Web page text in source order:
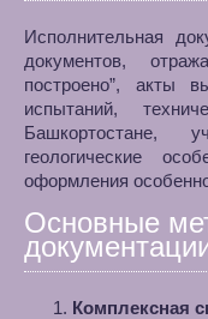
Исполнительная
документов,
построено”, акты
испытаний,
Башкортостане,
геологические
оформления
Основные
Комплексная